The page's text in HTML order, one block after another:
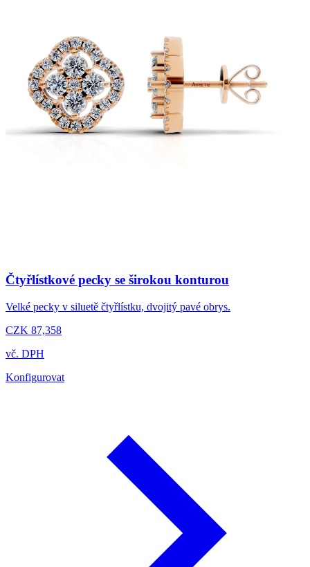
Čtyřlístkové pecky se širokou konturou
Velké pecky v siluetě čtyřlístku, dvojitý pavé obrys.
CZK 87,358
vč. DPH
Konfigurovat